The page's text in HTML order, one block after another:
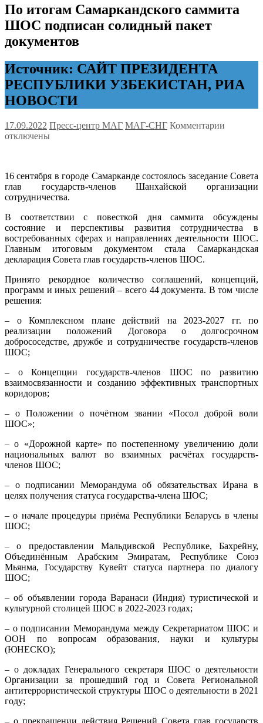
По итогам Самаркандского саммита
ШОС подписан солидный пакет
документов
Источник: САЙТ ПРЕЗИДЕНТА
РЕСПУБЛИКИ УЗБЕКИСТАН, РИА
НОВОСТИ
17.09.2022 Пресс-центр МАГ МАГ-СНГ Комментарии
саммита
ШОС
пакет
отключены
16 сентября в городе Самарканде состоялось заседание Совета
глав государств-членов Шанхайской организации
сотрудничества.
В соответствии с повесткой дня саммита обсуждены
состояние и перспективы развития сотрудничества в
востребованных сферах и направлениях деятельности ШОС.
Главным итоговым документом стала Самаркандская
декларация Совета глав государств-членов ШОС.
Принято рекордное количество соглашений, концепций,
программ и иных решений – всего 44 документа. В том числе
решения:
– о Комплексном плане действий на 2023-2027 гг. по
реализации положений Договора о долгосрочном
добрососедстве, дружбе и сотрудничестве государств-членов
ШОС;
– о Концепции государств-членов ШОС по развитию
взаимосвязанности и созданию эффективных транспортных
коридоров;
– о Положении о почётном звании «Посол доброй воли
ШОС»;
– о «Дорожной карте» по постепенному увеличению доли
национальных валют во взаимных расчётах государств-
членов ШОС;
– о подписании Меморандума об обязательствах Ирана в
целях получения статуса государства-члена ШОС;
– о начале процедуры приёма Республики Беларусь в члены
ШОС;
– о предоставлении Мальдивской Республике, Бахрейну,
Объединённым Арабским Эмиратам, Республике Союз
Мьянма, Государству Кувейт статуса партнера по диалогу
ШОС;
– об объявлении города Варанаси (Индия) туристической и
культурной столицей ШОС в 2022-2023 годах;
– о подписании Меморандума между Секретариатом ШОС и
ООН по вопросам образования, науки и культуры
(ЮНЕСКО);
– о докладах Генерального секретаря ШОС о деятельности
Организации за прошедший год и Совета Региональной
антитеррористической структуры ШОС о деятельности в 2021
году;
– о прекращении действия Решений Совета глав государств